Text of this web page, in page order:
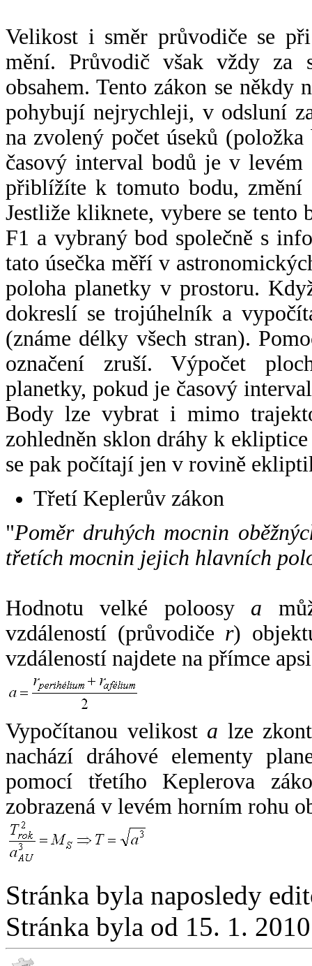
Velikost i směr průvodiče se
mění. Průvodič však vždy za
obsahem. Tento zákon se někdy
pohybují nejrychleji, v odsluní
na zvolený počet úseků
časový interval bodů je v
přiblížíte k tomuto bodu,
Jestliže kliknete, vybere se tento
F1 a vybraný bod společně s
tato úsečka měří v
poloha planetky v prostoru.
dokreslí se trojúhelník a
(známe délky všech stran).
označení zruší. Výpočet
planetky, pokud je časový
Body lze vybrat i mimo
zohledněn sklon dráhy k
se pak počítají jen v rovině
Třetí Keplerův zákon
"Poměr druhých mocnin
třetích mocnin jejich hlavních
Hodnotu velké poloosy a
vzdáleností (průvodiče r)
vzdáleností najdete na přímce
Vypočítanou velikost a lze
nachází dráhové elementy
pomocí třetího Keplerova
zobrazená v levém horním rohu
Stránka byla naposledy
Stránka byla od 15. 1.